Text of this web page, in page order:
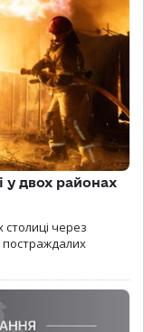
двох районах
через
постраждалих